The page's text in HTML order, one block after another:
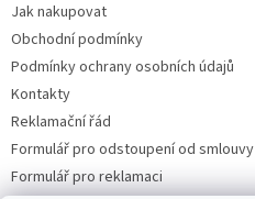
Jak nakupovat
Obchodní podmínky
Podmínky ochrany osobních údajů
Kontakty
Reklamační řád
Formulář pro odstoupení od smlouvy
Formulář pro reklamaci